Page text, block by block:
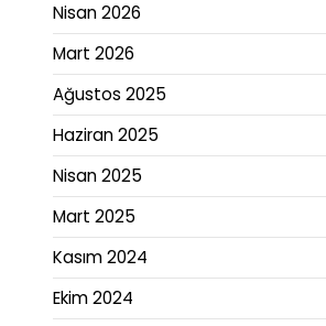
Nisan 2026
Mart 2026
Ağustos 2025
Haziran 2025
Nisan 2025
Mart 2025
Kasım 2024
Ekim 2024